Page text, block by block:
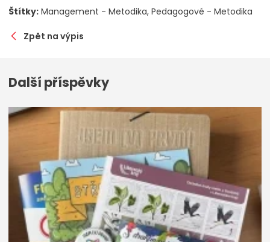
Štítky: Management - Metodika Pedagogové - Metodika
Zpět na výpis
Další příspěvky